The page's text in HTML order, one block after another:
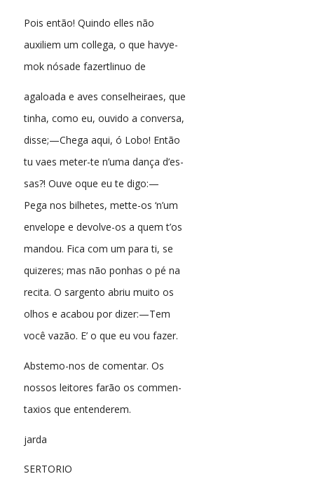
Pois então! Quindo elles não
auxiliem um collega, o que havye-
mok nósade fazertlinuo de
agaloada e aves conselheiraes, que
tinha, como eu, ouvido a conversa,
disse;—Chega aqui, ó Lobo! Então
tu vaes meter-te n’uma dança d’es-
sas?! Ouve oque eu te digo:—
Pega nos bilhetes, mette-os ‘n’um
envelope e devolve-os a quem t’os
mandou. Fica com um para ti, se
quizeres; mas não ponhas o pé na
recita. O sargento abriu muito os
olhos e acabou por dizer:—Tem
você vazão. E’ o que eu vou fazer.
Abstemo-nos de comentar. Os
nossos leitores farão os commen-
taxios que entenderem.
jarda
SERTORIO